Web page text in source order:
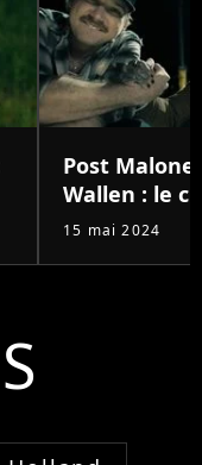
Post
Wallen : le
15 mai 2024